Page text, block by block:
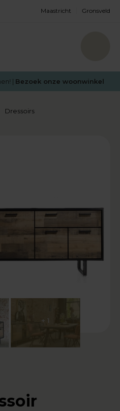
Maastricht Gronsveld
| Bezoek onze woonwinkel
Dressoirs
+ 1